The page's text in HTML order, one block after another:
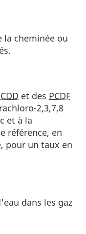
la cheminée ou
et des PCDF
2,3,7,8
et à la
référence, en
pour un taux en
dans les gaz